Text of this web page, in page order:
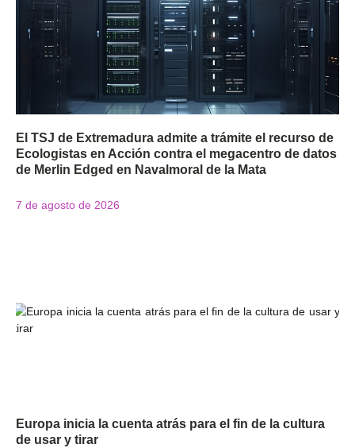
El TSJ de Extremadura admite a trámite el recurso de
Ecologistas en Acción contra el megacentro de datos
de Merlin Edged en Navalmoral de la Mata
7 de agosto de 2026
Europa inicia la cuenta atrás para el fin de la cultura
de usar y tirar